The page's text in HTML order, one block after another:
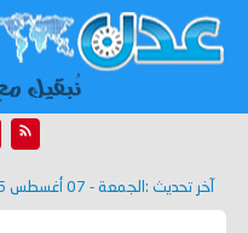
آخر تحديث : الجمعة - 07 أغسطس 2026 - 02:43 ص